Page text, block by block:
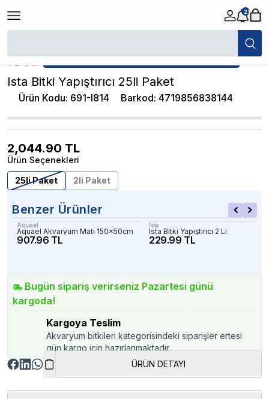
2
/
★ Atakan Petshop, Ista yetkili satıcısıdır.
Ista Bitki Yapıştırıcı 25li Paket
Ürün Kodu: 691-I814 Barkod: 4719856838144
2,044.90 TL
Ürün Seçenekleri
25li Paket
2li Paket
Benzer Ürünler
Aquael
Aquael Akvaryum Matı 150x50cm
907.96 TL
Ista
Ista Bitki Yapıştırıcı 2 Li
229.99 TL
Bugün sipariş verirseniz Pazartesi günü
kargoda!
Kargoya Teslim
Akvaryum bitkileri kategorisindeki siparişler ertesi
gün kargo için hazırlanmaktadır.
ÜRÜN DETAYI